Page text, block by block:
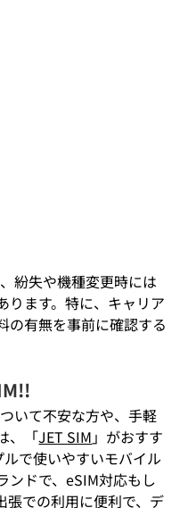
紛失や機種変更時には
ります。特に、キャリア
の有無を事前に確認する
いて不安な方や、手軽
、「JET SIM 」がおすす
で使いやすいモバイル
ンドで、eSIM対応もし
張での利用に便利で、デ